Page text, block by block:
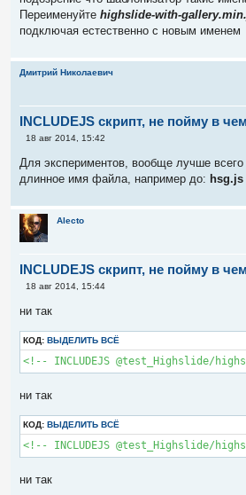
е
н
и
Переименуйте highslide-with-
подключая естественно с новым именем
Дмитрий Николаевич
INCLUDEJS скрипт, не пойму в
С
о
б
щ
е
18 авг 2014, 15:42
Для экспериментов, вообще лучше всего
длинное имя файла, например до: hsg.js
Alecto
INCLUDEJS скрипт, не пойму в
С
б
е
н
и
18 авг 2014, 15:44
ни так
КОД: ВЫДЕЛИТЬ ВСЁ
<!-- INCLUDEJS @test_Highslide/
ни так
КОД: ВЫДЕЛИТЬ ВСЁ
<!-- INCLUDEJS @test_Highslide/
ни так